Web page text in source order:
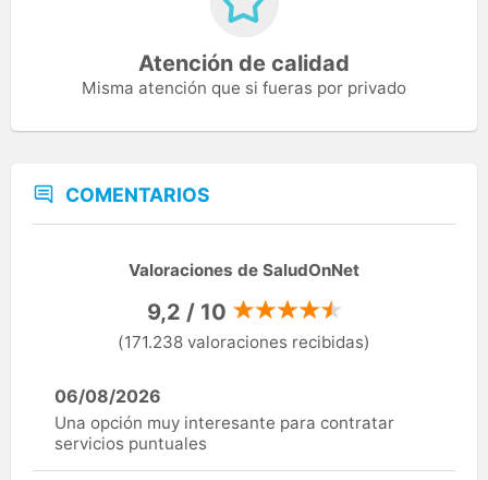
Atención de calidad
Misma atención que si fueras por privado
COMENTARIOS
Valoraciones de SaludOnNet
9,2 / 10
(171.238 valoraciones recibidas)
06/08/2026
Una opción muy interesante para contratar
servicios puntuales